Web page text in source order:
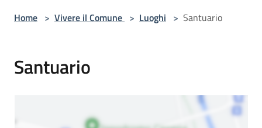
Home > Vivere il Comune > Luoghi > Santuario
Santuario